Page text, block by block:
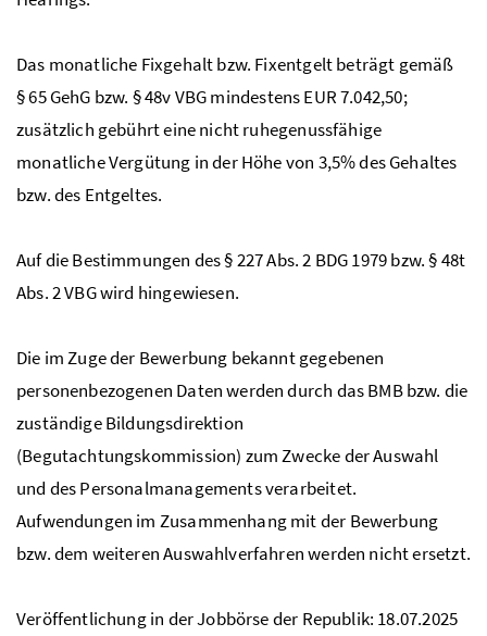
Das monatliche Fixgehaltbzw. Fixentgelt beträgt gemäß
§ 65GehG bzw. § 48vVBGmindestensEUR 7.042,50;
zusätzlich gebührt eine nicht ruhegenussfähige
monatliche Vergütung in der Höhe von 3,5% des Gehaltes
bzw. des Entgeltes.
Auf die Bestimmungen des § 227Abs. 2 BDG1979bzw. § 48t
Abs. 2VBGwird hingewiesen.
Die im Zuge der Bewerbung bekannt gegebenen
personenbezogenen Daten werden durch dasBMBbzw. die
zuständige Bildungsdirektion
(Begutachtungskommission) zum Zwecke der Auswahl
und des Personalmanagements verarbeitet.
Aufwendungen im Zusammenhang mit der Bewerbung
bzw. dem weiteren Auswahlverfahren werden nicht ersetzt.
Veröffentlichung in der Jobbörse der Republik: 18.07.2025